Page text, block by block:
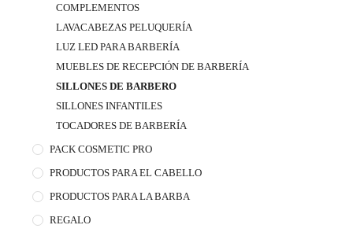
COMPLEMENTOS
LAVACABEZAS PELUQUERÍA
LUZ LED PARA BARBERÍA
MUEBLES DE RECEPCIÓN DE BARBERÍA
SILLONES DE BARBERO
SILLONES INFANTILES
TOCADORES DE BARBERÍA
PACK COSMETIC PRO
PRODUCTOS PARA EL CABELLO
PRODUCTOS PARA LA BARBA
REGALO